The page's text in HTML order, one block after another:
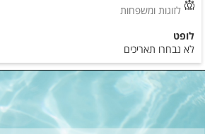
לזוגות ומשפחות
לופט
לא נבחרו תאריכים